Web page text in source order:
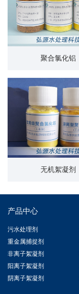
聚合氯化铝
无机絮凝剂
产品中心
污水处理剂
重金属捕捉剂
非离子絮凝剂
阳离子絮凝剂
阴离子絮凝剂